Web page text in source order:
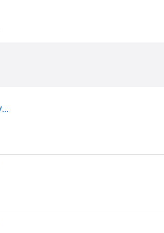
Makita CW004GZ Akku-Kompressor-Kühl- und Wärmebox 40 V max. 29 Liter Solo